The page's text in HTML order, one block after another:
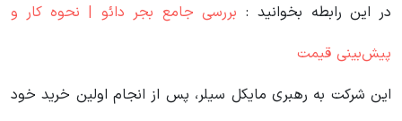
در این رابطه بخوانید‌ : بررسی جامع بجر دائو | نحوه کار و
پیش‌بینی قیمت
این شرکت به رهبری مایکل سیلر، پس از انجام اولین خرید خود